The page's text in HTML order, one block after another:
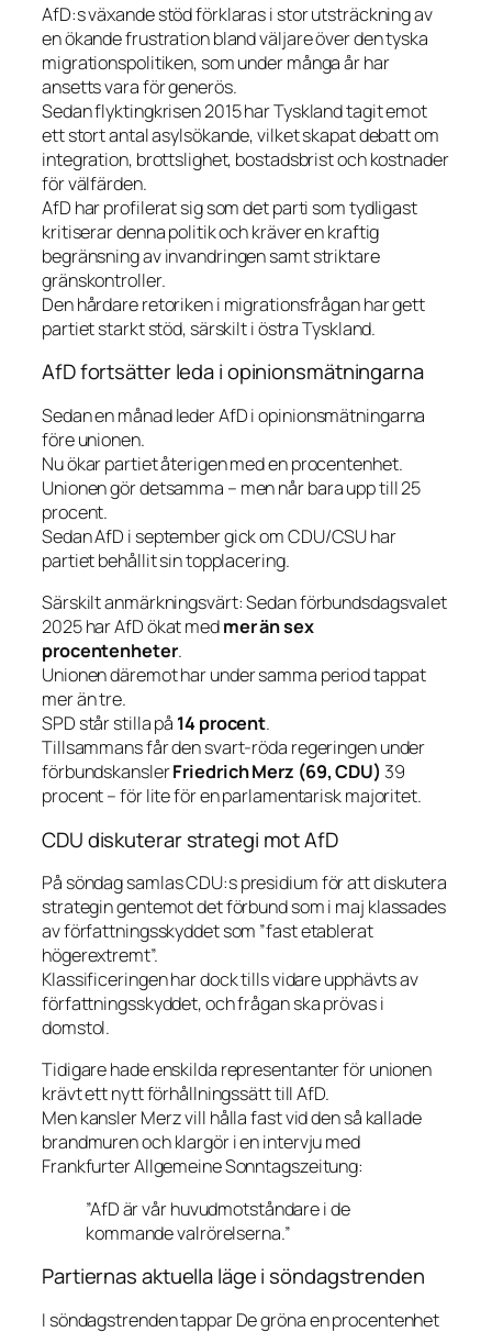
AfD:s växande stöd förklaras i stor utsträckning av
en ökande frustration bland väljare över den tyska
migrationspolitiken, som under många år har
ansetts vara för generös.
Sedan flyktingkrisen 2015 har Tyskland tagit emot
ett stort antal asylsökande, vilket skapat debatt om
integration, brottslighet, bostadsbrist och kostnader
för välfärden.
AfD har profilerat sig som det parti som tydligast
kritiserar denna politik och kräver en kraftig
begränsning av invandringen samt striktare
gränskontroller.
Den hårdare retoriken i migrationsfrågan har gett
partiet starkt stöd, särskilt i östra Tyskland.
AfD fortsätter leda i opinionsmätningarna
Sedan en månad leder AfD i opinionsmätningarna
före unionen.
Nu ökar partiet återigen med en procentenhet.
Unionen gör detsamma – men når bara upp till 25
procent.
Sedan AfD i september gick om CDU/CSU har
partiet behållit sin topplacering.
Särskilt anmärkningsvärt: Sedan förbundsdagsvalet
2025 har AfD ökat medmer än sex
procentenheter.
Unionen däremot har under samma period tappat
mer än tre.
SPD står stilla på 14 procent.
Tillsammans får den svart-röda regeringen under
förbundskanslerFriedrich Merz (69, CDU) 39
procent – för lite för en parlamentarisk majoritet.
CDU diskuterar strategi mot AfD
På söndag samlas CDU:s presidium för att diskutera
strategin gentemot det förbund som i maj klassades
av författningsskyddet som ”fast etablerat
högerextremt”.
Klassificeringen har dock tills vidare upphävts av
författningsskyddet, och frågan ska prövas i
domstol.
Tidigare hade enskilda representanter för unionen
krävt ett nytt förhållningssätt till AfD.
Men kansler Merz vill hålla fast vid den så kallade
brandmuren och klargör i en intervju med
Frankfurter Allgemeine Sonntagszeitung:
”AfD är vår huvudmotståndare i de
kommande valrörelserna.”
Partiernas aktuella läge i söndagstrenden
I söndagstrenden tappar De gröna en procentenhet